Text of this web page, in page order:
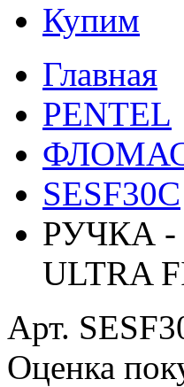
Купим
Главная
PENTEL
SESF30C
РУЧКА -
ULTRA
Арт.
Оценка